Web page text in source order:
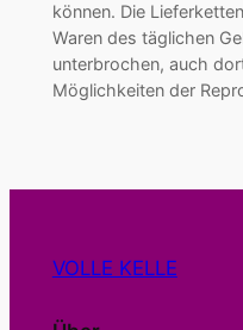
können. Die
Waren des täglichen
unterbrochen, auch
Möglichkeiten der
VOLLE KELLE